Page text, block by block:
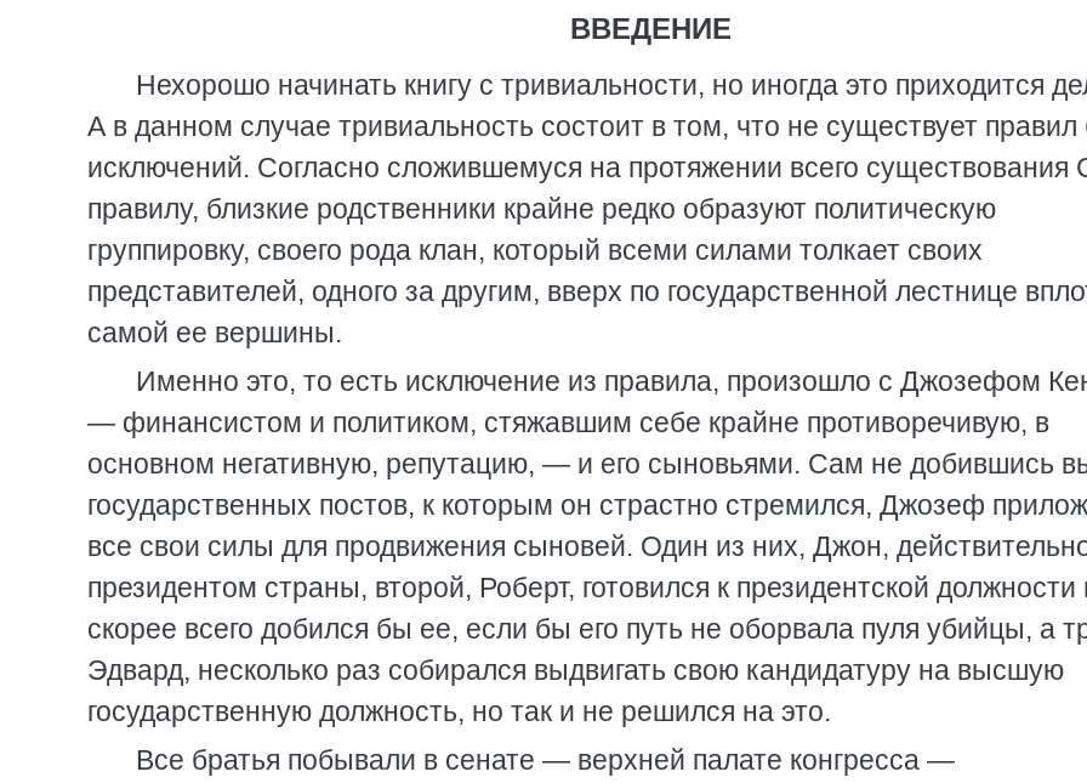
ВВЕДЕНИЕ
Нехорошо начинать книгу с тривиальности, но иногда это приходится
А в данном случае тривиальность состоит в том, что не существует правил
исключений. Согласно сложившемуся на протяжении всего
правилу, близкие родственники крайне редко образуют политическую
группировку, своего рода клан, который всеми силами толкает своих
представителей, одного за другим, вверх по государственной лестнице
самой ее вершины.
Именно это, то есть исключение из правила, произошло с Джозефом
— финансистом и политиком, стяжавшим себе крайне противоречивую, в
основном негативную, репутацию, — и его сыновьями. Сам не добившись
государственных постов, к которым он страстно стремился, Джозеф
все свои силы для продвижения сыновей. Один из них, Джон,
президентом страны, второй, Роберт, готовился к президентской должности
скорее всего добился бы ее, если бы его путь не оборвала пуля убийцы, а
Эдвард, несколько раз собирался выдвигать свою кандидатуру на высшую
государственную должность, но так и не решился на это.
Все братья побывали в сенате — верхней палате конгресса —